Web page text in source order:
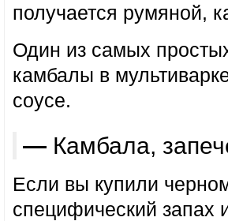
получается румяной,
Один из самых
камбалы в
соусе.
— Камбала,
Если вы купили
специфический запах